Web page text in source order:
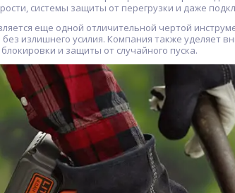
системы защиты от перегрузки и даже
еще одной отличительной чертой
излишнего усилия. Компания также уделяет
и защиты от случайного пуска.